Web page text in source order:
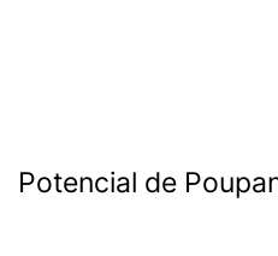
Potencial de